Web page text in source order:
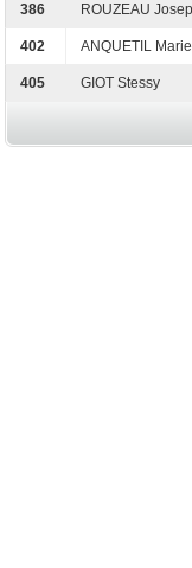
386 ROUZEAU
402 ANQUETIL Marie
405 GIOT Stessy